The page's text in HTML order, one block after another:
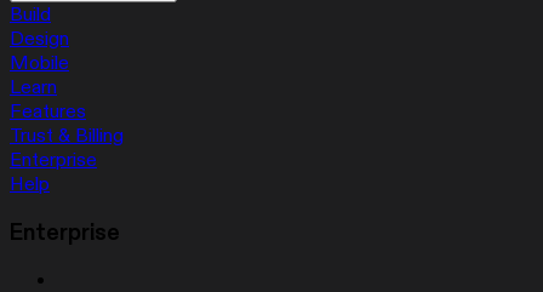
Build
Design
Mobile
Learn
Features
Trust & Billing
Enterprise
Help
Enterprise